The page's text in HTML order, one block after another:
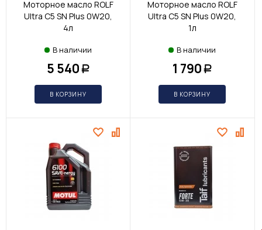
Моторное масло ROLF
Ultra С5 SN Plus 0W20,
4л
В наличии
5 540 Р
В КОРЗИНУ
Моторное масло ROLF
Ultra С5 SN Plus 0W20,
1л
В наличии
1 790 Р
В КОРЗИНУ